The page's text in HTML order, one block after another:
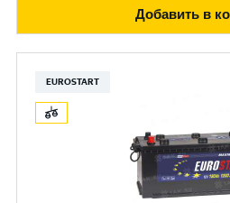
Добавить в
EUROSTART